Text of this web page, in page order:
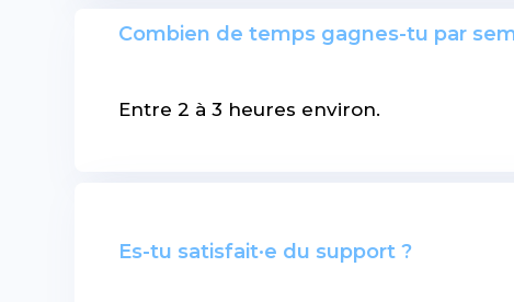
Combien de temps gagnes-tu par
Entre 2 à 3 heures environ.
Es-tu satisfait·e du support ?